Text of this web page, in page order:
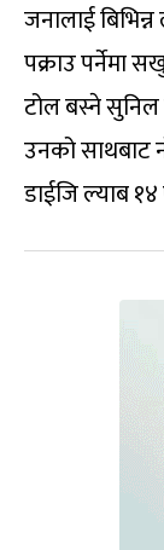
जनालाई
पक्राउ पर्नेमा
टोल बस्ने सुनिल
उनको साथबाट
डाईजि ल्याब